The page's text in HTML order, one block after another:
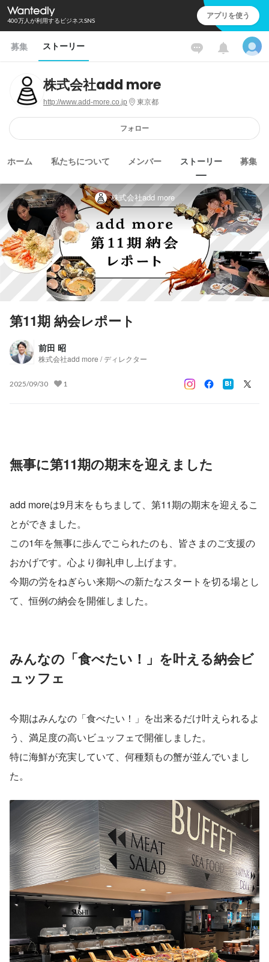
400万人が利用するビジネスSNS アプリを使う
募集 ストーリー
株式会社add more
http://www.add-more.co.jp 東京都
フォロー
ホーム 私たちについて メンバー ストーリー 募集
株式会社add more
第11期 納会レポート
前田 昭
株式会社add more / ディレクター
2025/09/30 1
無事に第11期の期末を迎えました
add moreは9月末をもちまして、第11期の期末を迎えるこ
とができました。
この1年を無事に歩んでこられたのも、皆さまのご支援の
おかげです。心より御礼申し上げます。
今期の労をねぎらい来期への新たなスタートを切る場とし
て、恒例の納会を開催しました。
みんなの「食べたい！」を叶える納会ビ
ュッフェ
今期はみんなの「食べたい！」を出来るだけ叶えられるよ
う、満足度の高いビュッフェで開催しました。
特に海鮮が充実していて、何種類もの蟹が並んでいまし
た。